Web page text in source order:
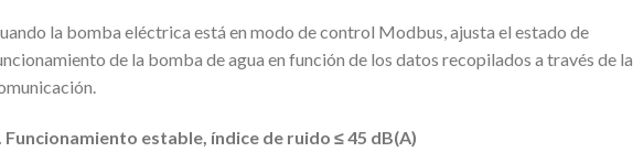
la bomba eléctrica está en modo de control Modbus, ajusta el estado de
de la bomba de agua en función de los datos recopilados a través de la
Funcionamiento estable, índice de ruido ≤ 45 dB(A)